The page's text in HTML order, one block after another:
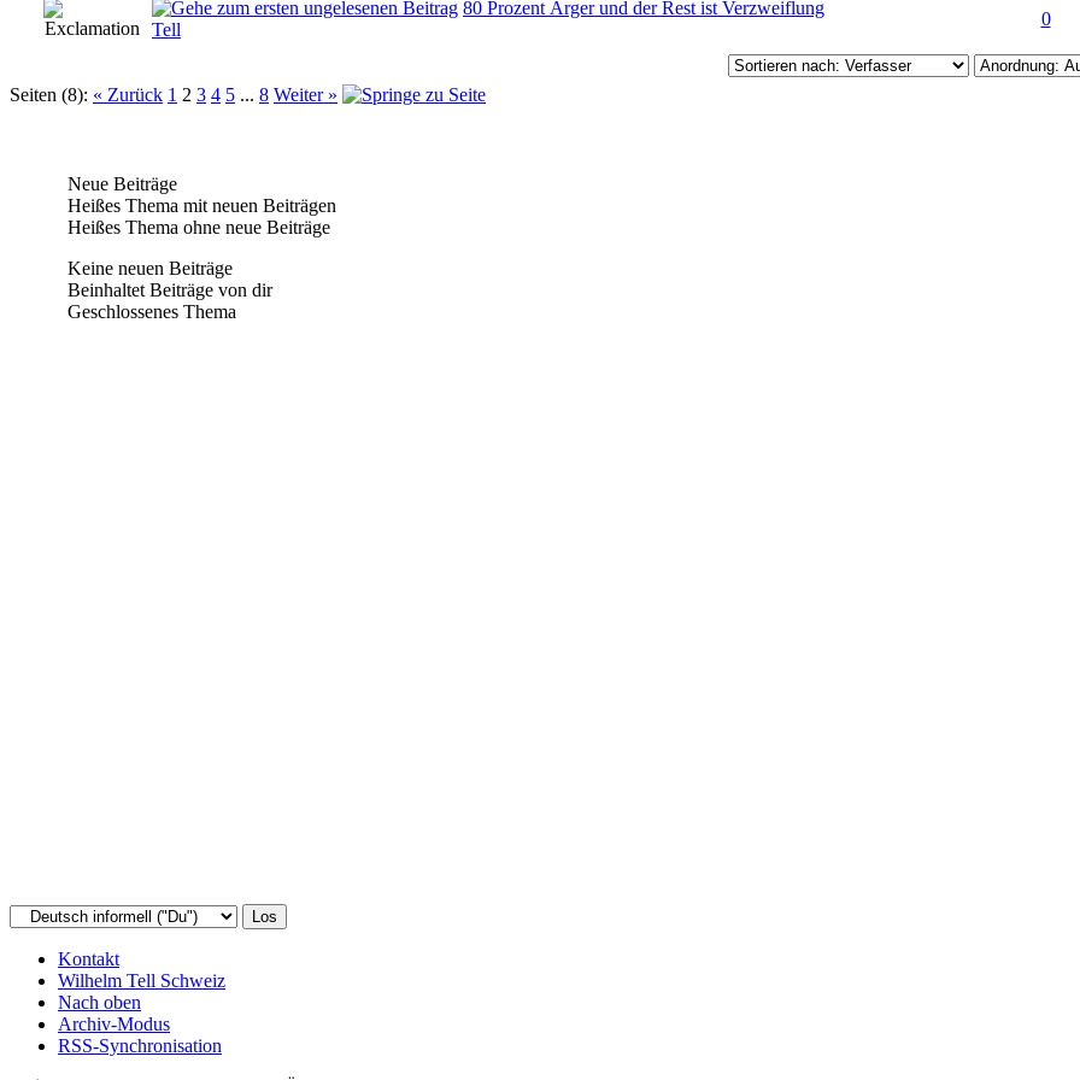
80 Prozent Ärger und der Rest ist Verzweiflung
Tell
0
0 Bewertung(en) - 0 von 5 durchschnittlich
Seiten (8): « Zurück 1 2 3 4 5 ... 8 Weiter »
Neue Beiträge
Heißes Thema mit neuen Beiträgen
Heißes Thema ohne neue Beiträge
Keine neuen Beiträge
Beinhaltet Beiträge von dir
Geschlossenes Thema
Kontakt
Wilhelm Tell Schweiz
Nach oben
Archiv-Modus
RSS-Synchronisation